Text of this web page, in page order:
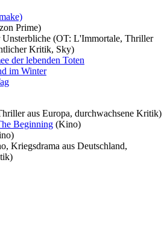
Prime)
(OT: L'Immortale, Thriller
Kritik, Sky)
der lebenden Toten
im Winter
aus Europa, durchwachsene Kritik)
Beginning (Kino)
Kriegsdrama aus Deutschland,